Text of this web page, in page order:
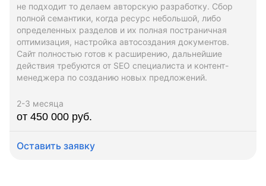
не подходит то делаем авторскую разработку. Сбор
полной семантики, когда ресурс небольшой, либо
определенных разделов и их полная постраничная
оптимизация, настройка автосоздания документов.
Сайт полностью готов к расширению, дальнейшие
действия требуются от SEO специалиста и контент-
менеджера по созданию новых предложений.
2-3 месяца
от 450 000 руб.
Оставить заявку